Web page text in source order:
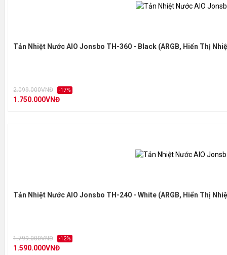
Tản Nhiệt Nước AIO Jonsbo TH-360 - Black (ARGB, Hiển Thị
2.099.000VNĐ -17%
1.750.000VNĐ
Tản Nhiệt Nước AIO Jonsbo TH-240 - White (ARGB, Hiển Thị
1.799.000VNĐ -12%
1.590.000VNĐ